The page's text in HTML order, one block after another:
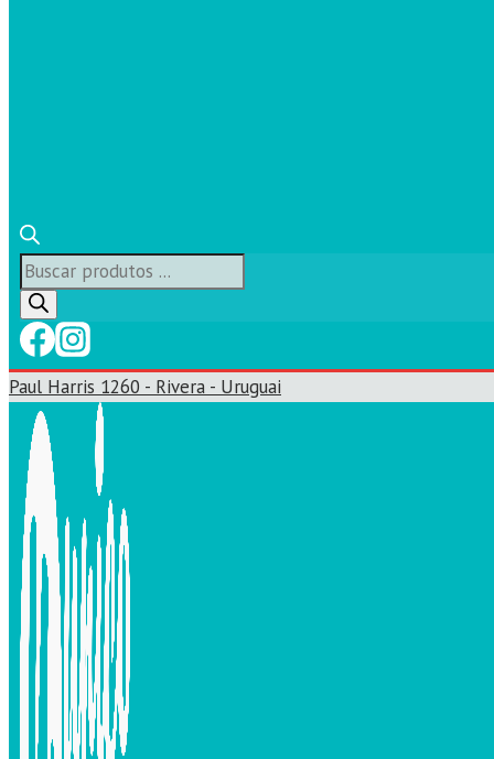
Búsqueda
de
productos
Paul Harris 1260 - Rivera - Uruguai